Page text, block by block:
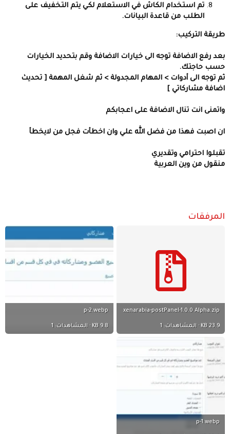
تم استخدام الكاش في اﻻستعلام لكي يتم التخفيف على
الطلب من قاعدة البيانات.
طريقة التركيب:
بعد رفع الاضافة توجه الى خيارات اﻻضافة وقم بتحديد الخيارات
حسب حاجتك.
ثم توجه الى أدوات > المهام المجدولة > ثم شغل المهمة [ تحديث
اضافة مشاركاتي ]
واتمنى انت تنال الاضافة على اعجابكم
ان اصبت فهذا من فضل الله علي وان اخطأت فجل من ﻻيخطأ
تقبلوا احترامي وتقديري
منقول من وين العربية
المرفقات
xenarabia-postPanel-1.0.0 Alpha.zip
23.9 KB · المشاهدات: 1
p-2.webp
9.8 KB · المشاهدات: 1
p-1.webp